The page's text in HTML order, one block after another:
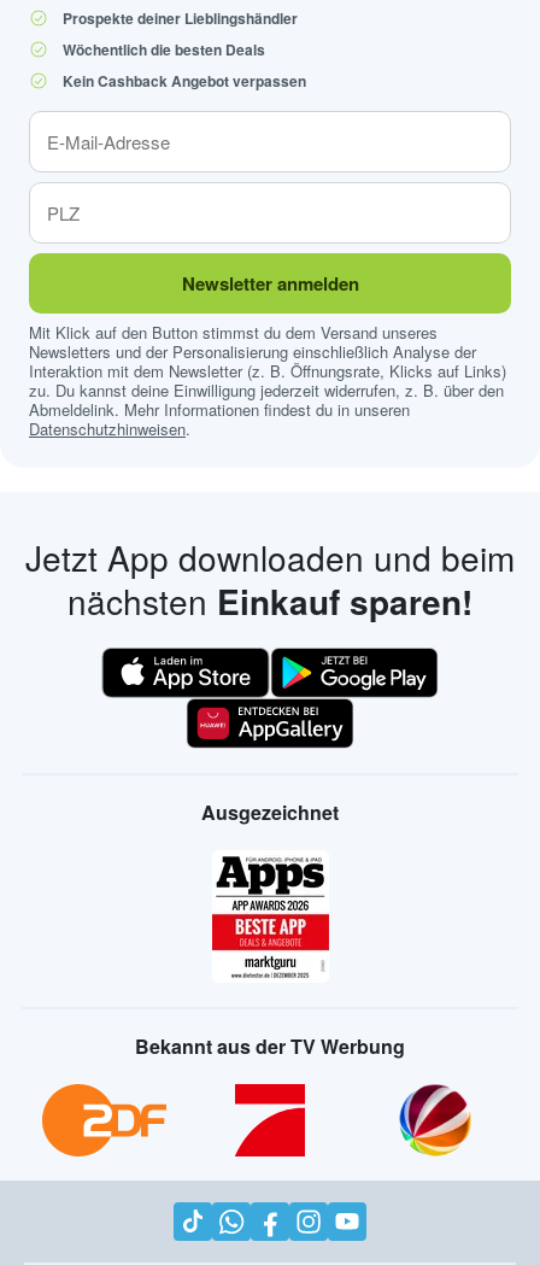
Prospekte deiner Lieblingshändler
Wöchentlich die besten Deals
Kein Cashback Angebot verpassen
Newsletter anmelden
Mit Klick auf den Button stimmst du dem Versand unseres
Newsletters und der Personalisierung einschließlich Analyse der
Interaktion mit dem Newsletter (z. B. Öffnungsrate, Klicks auf Links)
zu. Du kannst deine Einwilligung jederzeit widerrufen, z. B. über den
Abmeldelink. Mehr Informationen findest du in unseren
Datenschutzhinweisen.
Jetzt App downloaden und beim
nächsten Einkauf sparen!
Ausgezeichnet
Bekannt aus der TV Werbung